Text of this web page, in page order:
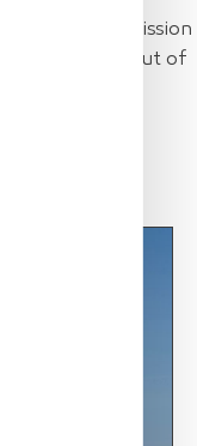
Commission
to win, out of